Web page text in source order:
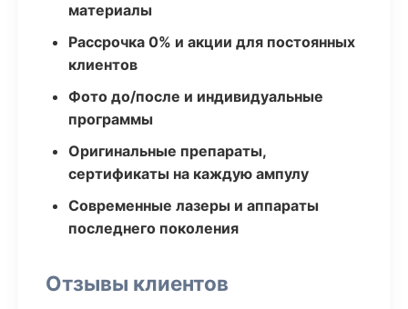
материалы
Рассрочка 0% и акции для постоянных
клиентов
Фото до/после и индивидуальные
программы
Оригинальные препараты,
сертификаты на каждую ампулу
Современные лазеры и аппараты
последнего поколения
Отзывы клиентов